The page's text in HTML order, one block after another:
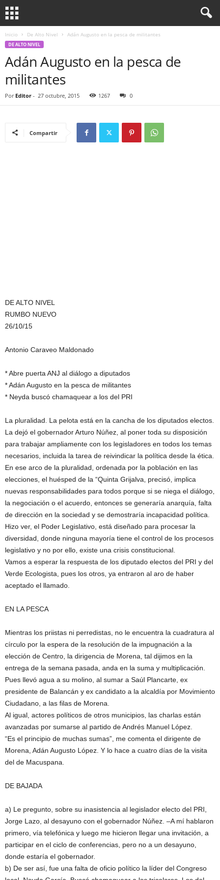
Inicio De Alto Nivel Adán Augusto en la pesca de militantes
DE ALTO NIVEL
Adán Augusto en la pesca de
militantes
Por Editor - 27 octubre, 2015 1267 0
Compartir
DE ALTO NIVEL
RUMBO NUEVO
26/10/15
Antonio Caraveo Maldonado
* Abre puerta ANJ al diálogo a diputados
* Adán Augusto en la pesca de militantes
* Neyda buscó chamaquear a los del PRI
La pluralidad. La pelota está en la cancha de los diputados electos.
La dejó el gobernador Arturo Núñez, al poner toda su disposición
para trabajar ampliamente con los legisladores en todos los temas
necesarios, incluida la tarea de reivindicar la política desde la ética.
En ese arco de la pluralidad, ordenada por la población en las
elecciones, el huésped de la “Quinta Grijalva, precisó, implica
nuevas responsabilidades para todos porque si se niega el diálogo,
la negociación o el acuerdo, entonces se generaría anarquía, falta
de dirección en la sociedad y se demostraría incapacidad política.
Hizo ver, el Poder Legislativo, está diseñado para procesar la
diversidad, donde ninguna mayoría tiene el control de los procesos
legislativo y no por ello, existe una crisis constitucional.
Vamos a esperar la respuesta de los diputado electos del PRI y del
Verde Ecologista, pues los otros, ya entraron al aro de haber
aceptado el llamado.
EN LA PESCA
Mientras los priistas ni perredistas, no le encuentra la cuadratura al
círculo por la espera de la resolución de la impugnación a la
elección de Centro, la dirigencia de Morena, tal dijimos en la
entrega de la semana pasada, anda en la suma y multiplicación.
Pues llevó agua a su molino, al sumar a Saúl Plancarte, ex
presidente de Balancán y ex candidato a la alcaldía por Movimiento
Ciudadano, a las filas de Morena.
Al igual, actores políticos de otros municipios, las charlas están
avanzadas por sumarse al partido de Andrés Manuel López.
“Es el principio de muchas sumas”, me comenta el dirigente de
Morena, Adán Augusto López. Y lo hace a cuatro días de la visita
del de Macuspana.
DE BAJADA
a) Le pregunto, sobre su inasistencia al legislador electo del PRI,
Jorge Lazo, al desayuno con el gobernador Núñez. –A mí hablaron
primero, vía telefónica y luego me hicieron llegar una invitación, a
participar en el ciclo de conferencias, pero no a un desayuno,
donde estaría el gobernador.
b) De ser así, fue una falta de oficio político la líder del Congreso